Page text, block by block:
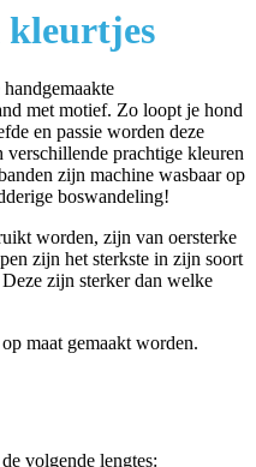
kleurtjes
met motief. Zo loopt je hond
en passie worden deze
verschillende prachtige kleuren
zijn machine wasbaar op
boswandeling!
worden, zijn van oersterke
zijn het sterkste in zijn soort
zijn sterker dan welke
maat gemaakt worden.
volgende lengtes: